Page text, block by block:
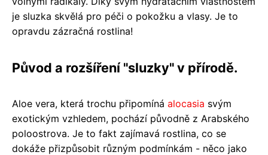
je sluzka skvělá pro péči o pokožku a vlasy. Je to
opravdu zázračná rostlina!
Původ a rozšíření "sluzky" v přírodě.
Aloe vera, která trochu připomíná alocasia svým
exotickým vzhledem, pochází původně z Arabského
poloostrova. Je to fakt zajímavá rostlina, co se
dokáže přizpůsobit různým podmínkám - něco jako